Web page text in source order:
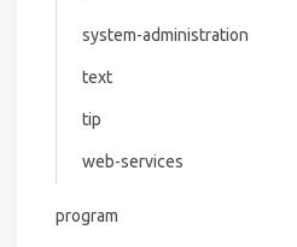
system-administration
text
tip
web-services
program